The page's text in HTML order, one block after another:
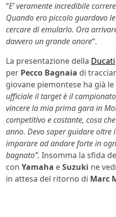
“E’ veramente incredibile
Quando ero piccolo guardavo
cercare di emularlo. Ora
davvero un grande onore“.
La presentazione della Ducati
per Pecco Bagnaia di
giovane piemontese ha già
ufficiale il target è il
vincere la mia prima gara in
competitivo e costante, cosa
anno. Devo saper guidare
imparare ad andare forte in
bagnato”. Insomma la sfida
con Yamaha eSuzuki ne
in attesa del ritorno di Marc